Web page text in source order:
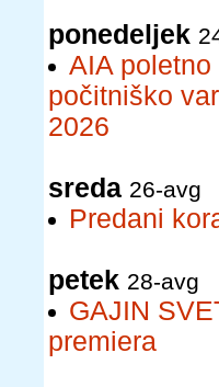
ponedeljek
AIA poletno
počitniško
2026
sreda 26-avg
Predani
petek 28-avg
GAJIN
premiera